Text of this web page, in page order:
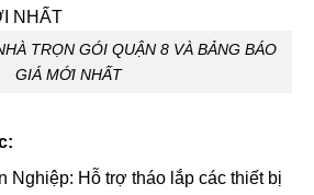
TRỌN GÓI QUẬN 8 VÀ BẢNG BÁO
GIÁ MỚI NHẤT
Nghiệp: Hỗ trợ tháo lắp các thiết bị